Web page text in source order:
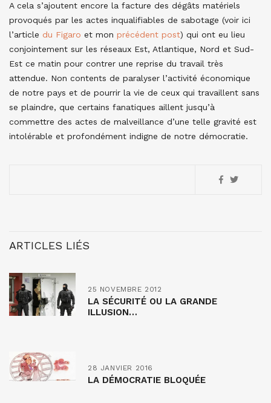
A cela s’ajoutent encore la facture des dégâts matériels
provoqués par les actes inqualifiables de sabotage (voir ici
l’article du Figaro et mon précédent post) qui ont eu lieu
conjointement sur les réseaux Est, Atlantique, Nord et Sud-
Est ce matin pour contrer une reprise du travail très
attendue. Non contents de paralyser l’activité économique
de notre pays et de pourrir la vie de ceux qui travaillent sans
se plaindre, que certains fanatiques aillent jusqu’à
commettre des actes de malveillance d’une telle gravité est
intolérable et profondément indigne de notre démocratie.
ARTICLES LIÉS
25 NOVEMBRE 2012
LA SÉCURITÉ OU LA GRANDE
ILLUSION…
28 JANVIER 2016
LA DÉMOCRATIE BLOQUÉE